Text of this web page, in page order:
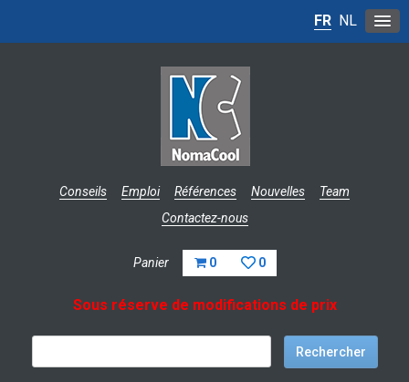
Conseils Emploi Références Nouvelles
Team
Contactez-nous
Panier 0 0
FR NL
Sous réserve de modifications de prix